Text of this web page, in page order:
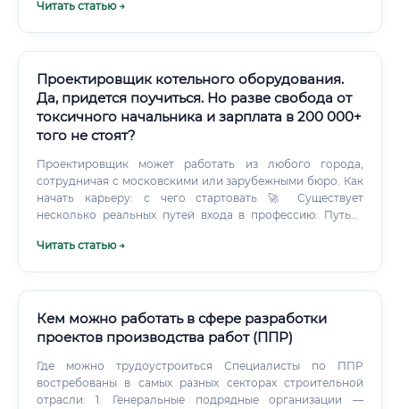
применяется на отечественных предприятиях) или
система конструкторской документации Сделать 3–5
учебных проектов, которые можно показать
работодателю Отправить резюме на позиции стажёра
или помощника конструктора Можно ли войти в
Читать статью →
Проектировщик котельного оборудования.
Да, придется поучиться. Но разве свобода от
токсичного начальника и зарплата в 200 000+
того не стоят?
Проектировщик может работать из любого города,
сотрудничая с московскими или зарубежными бюро. Как
начать карьеру: с чего стартовать 🚀 Существует
несколько реальных путей входа в профессию: Путь 1:
специальностям «Теплоэнергетика», «Промышленная
Читать статью →
Кем можно работать в сфере разработки
проектов производства работ (ППР)
Где можно трудоустроиться Специалисты по ППР
востребованы в самых разных секторах строительной
отрасли: 1. Генеральные подрядные организации —